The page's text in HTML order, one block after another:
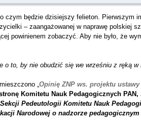
czym będzie dzisiejszy felieton. Pierwszym
– zaangażowanej w naprawę polskiej
powinienem zobaczyć. Aby nie było, że
o to, by nie obudzić się we wrześniu z ręką
„Opinię ZNP ws. projektu
Komitetu Nauk Pedagogicznych PAN,
Pedeutologii Komitetu Nauk
Narodowej o nadzorze pedagogicznym